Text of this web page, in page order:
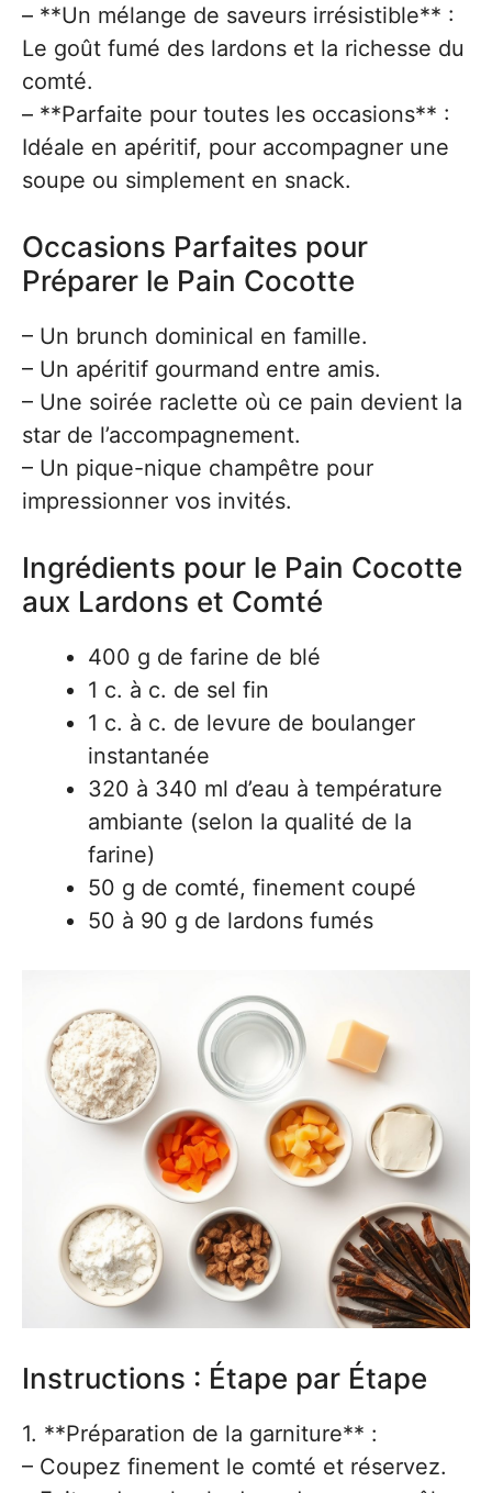
– **Un mélange de saveurs irrésistible** :
Le goût fumé des lardons et la richesse du
comté.
– **Parfaite pour toutes les occasions** :
Idéale en apéritif, pour accompagner une
soupe ou simplement en snack.
Occasions Parfaites pour
Préparer le Pain Cocotte
– Un brunch dominical en famille.
– Un apéritif gourmand entre amis.
– Une soirée raclette où ce pain devient la
star de l’accompagnement.
– Un pique-nique champêtre pour
impressionner vos invités.
Ingrédients pour le Pain Cocotte
aux Lardons et Comté
400 g de farine de blé
1 c. à c. de sel fin
1 c. à c. de levure de boulanger
instantanée
320 à 340 ml d’eau à température
ambiante (selon la qualité de la
farine)
50 g de comté, finement coupé
50 à 90 g de lardons fumés
Instructions : Étape par Étape
1. **Préparation de la garniture** :
– Coupez finement le comté et réservez.